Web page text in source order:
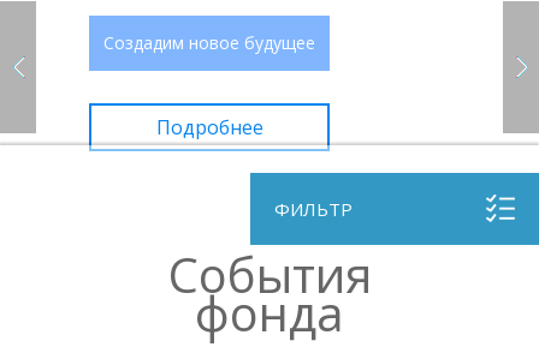
Создадим новое будущее
Подробнее
ФИЛЬТР
События
фонда